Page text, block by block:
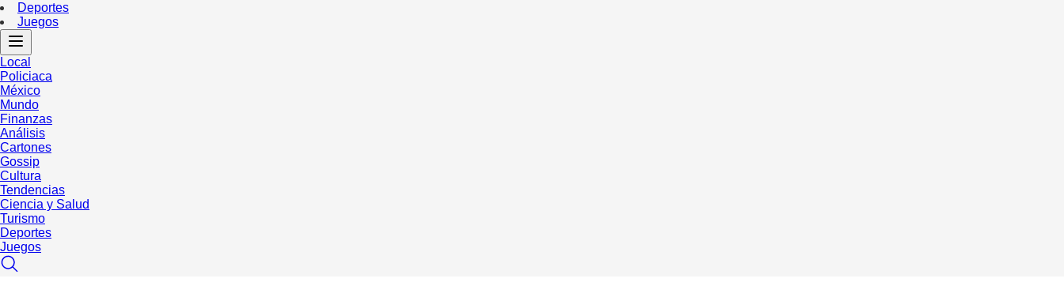
Deportes
Juegos
Local
Policiaca
México
Mundo
Finanzas
Análisis
Cartones
Gossip
Cultura
Tendencias
Ciencia y Salud
Turismo
Deportes
Juegos